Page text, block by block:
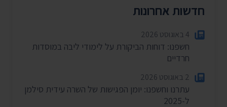
חדשות אחרונות
4 באוגוסט 2026
חשפנו: דוחות הביקורת על לימודי ליבה במוסדות
חרדיים
2 באוגוסט 2026
עתרנו וחשפנו: יומן הפגישות של השרה עידית סילמן
ל-2025